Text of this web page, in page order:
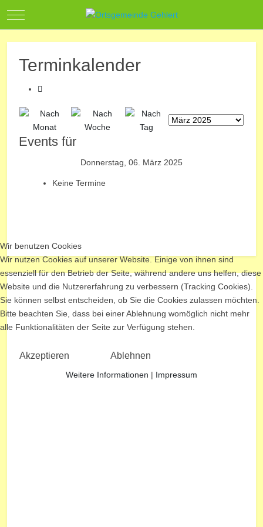
Mobile Menu Toggle
Terminkalender
Events für
Donnerstag, 06. März 2025
Keine Termine
Wir benutzen Cookies
Wir nutzen Cookies auf unserer Website. Einige von ihnen sind
essenziell für den Betrieb der Seite, während andere uns helfen, diese
Website und die Nutzererfahrung zu verbessern (Tracking Cookies).
Sie können selbst entscheiden, ob Sie die Cookies zulassen möchten.
Bitte beachten Sie, dass bei einer Ablehnung womöglich nicht mehr
alle Funktionalitäten der Seite zur Verfügung stehen.
Akzeptieren Ablehnen
Weitere Informationen | Impressum